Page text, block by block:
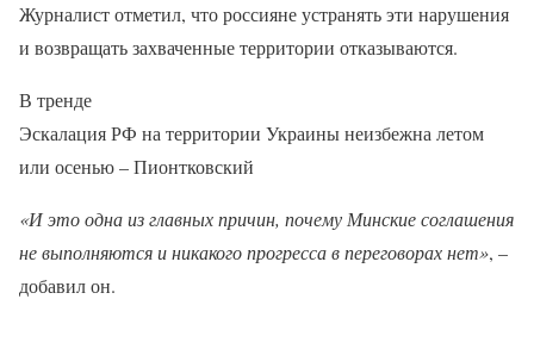
Журналист отметил, что россияне устранять эти нарушения
и возвращать захваченные территории отказываются.
В тренде
Эскалация РФ на территории Украины неизбежна летом
или осенью – Пионтковский
«И это одна из главных причин, почему Минские соглашения
не выполняются и никакого прогресса в переговорах нет», –
добавил он.